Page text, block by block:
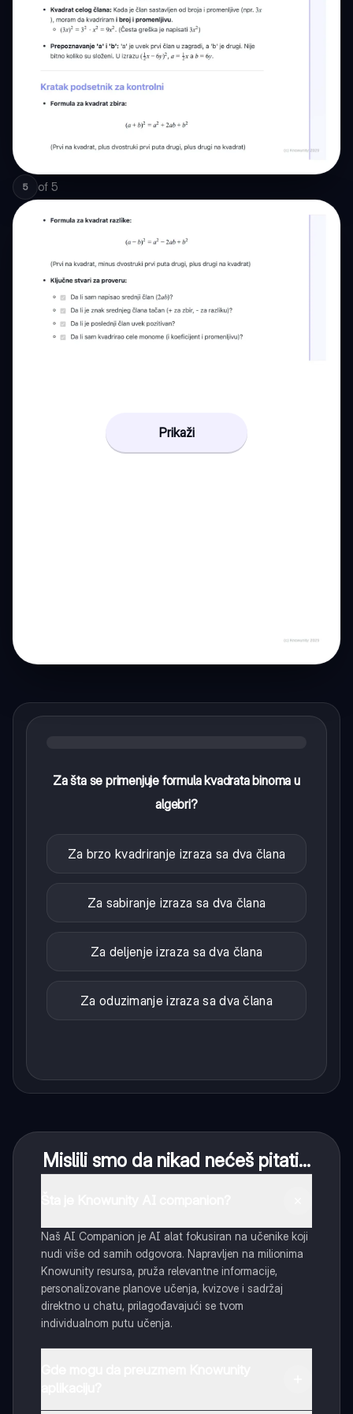
5 of 5
Prikaži
Za šta se primenjuje formula kvadrata binoma u
algebri?
Za brzo kvadriranje izraza sa dva člana
Za sabiranje izraza sa dva člana
Za deljenje izraza sa dva člana
Za oduzimanje izraza sa dva člana
Mislili smo da nikad nećeš pitati...
Naš AI Companion je AI alat fokusiran na učenike koji
nudi više od samih odgovora. Napravljen na milionima
Knowunity resursa, pruža relevantne informacije,
personalizovane planove učenja, kvizove i sadržaj
direktno u chatu, prilagođavajući se tvom
individualnom putu učenja.